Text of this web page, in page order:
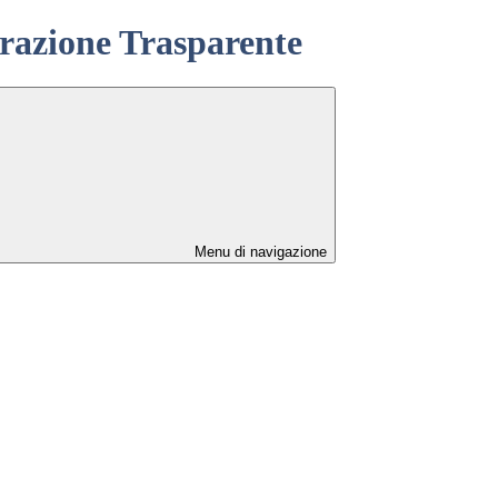
Trasparente
Menu di navigazione